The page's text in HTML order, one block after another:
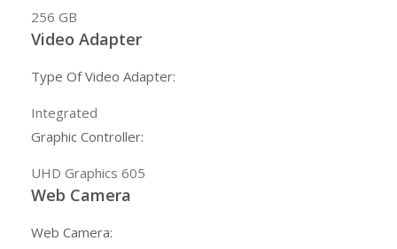
256 GB
Video Adapter
Type Of Video Adapter:
Integrated
Graphic Controller:
UHD Graphics 605
Web Camera
Web Camera: